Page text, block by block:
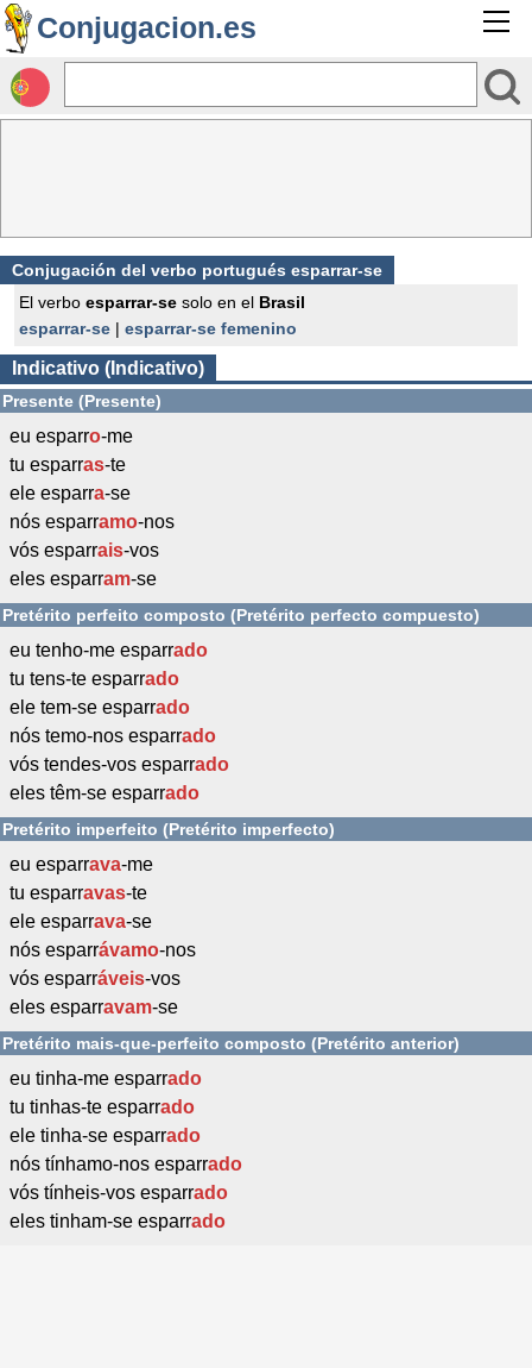
Conjugacion.es
Conjugación del verbo portugués esparrar-se
El verbo esparrar-se solo en el Brasil
esparrar-se | esparrar-se femenino
Indicativo (Indicativo)
Presente (Presente)
eu esparro-me
tu esparras-te
ele esparra-se
nós esparramo-nos
vós esparrais-vos
eles esparram-se
Pretérito perfeito composto (Pretérito perfecto compuesto)
eu tenho-me esparrado
tu tens-te esparrado
ele tem-se esparrado
nós temo-nos esparrado
vós tendes-vos esparrado
eles têm-se esparrado
Pretérito imperfeito (Pretérito imperfecto)
eu esparrava-me
tu esparravas-te
ele esparrava-se
nós esparrávamo-nos
vós esparráveis-vos
eles esparravam-se
Pretérito mais-que-perfeito composto (Pretérito anterior)
eu tinha-me esparrado
tu tinhas-te esparrado
ele tinha-se esparrado
nós tínhamo-nos esparrado
vós tínheis-vos esparrado
eles tinham-se esparrado